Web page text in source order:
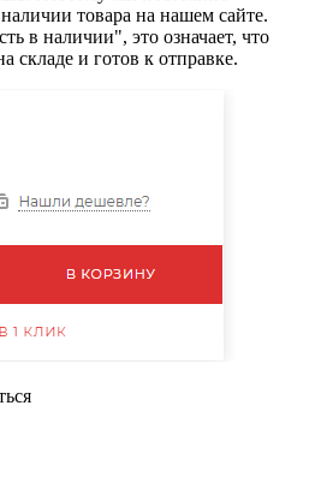
товара на нашем сайте.
в наличии", это означает, что
складе и готов к отправке.